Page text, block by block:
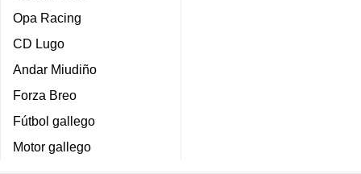
Opa Racing
CD Lugo
Andar Miudiño
Forza Breo
Fútbol gallego
Motor gallego